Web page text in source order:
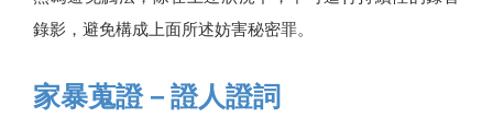
錄影，避免構成上面所述妨害秘密罪。
家暴蒐證－證人證詞